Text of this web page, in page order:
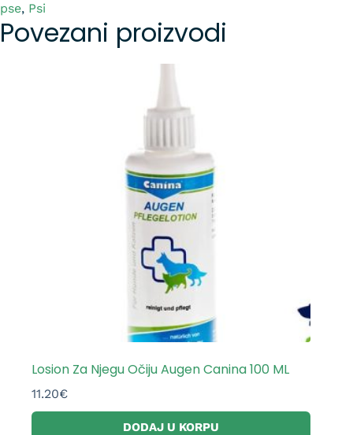
pse, Psi
Povezani proizvodi
Losion Za Njegu Očiju Augen Canina 100 ML
11.20€
DODAJ U KORPU